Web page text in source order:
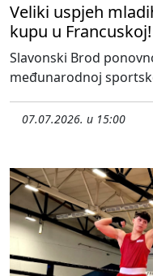
Veliki uspjeh
kupu u Francuskoj!
Slavonski Brod
međunarodnoj
07.07.2026. u 15:00